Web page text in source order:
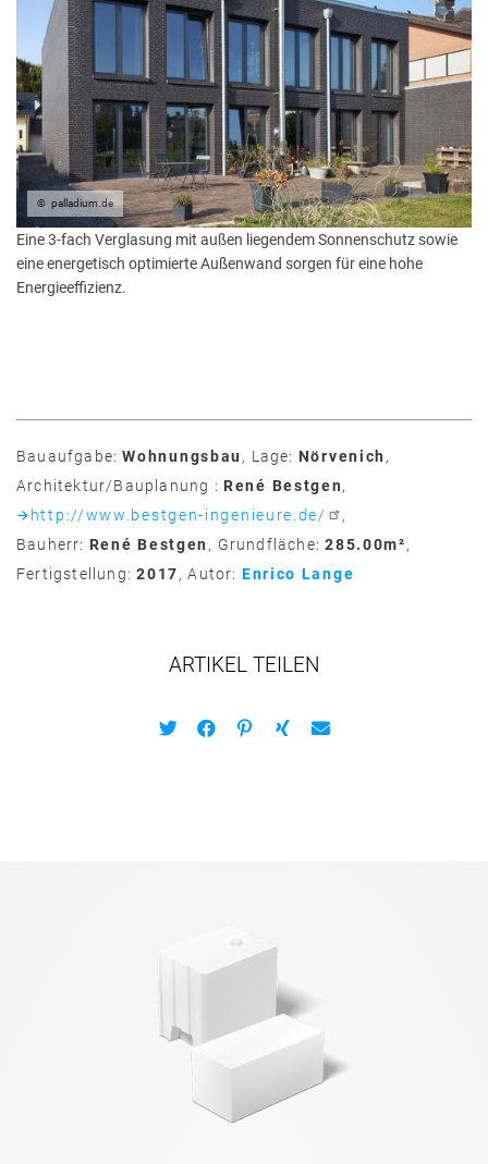
palladium.de
Eine 3-fach Verglasung mit außen liegendem Sonnenschutz sowie
eine energetisch optimierte Außenwand sorgen für eine hohe
Energieeffizienz.
Bauaufgabe Wohnungsbau Lage
Nörvenich
Architektur/Bauplanung
René Bestgen
http://www.bestgen-ingenieure.de/
Bauherr
René Bestgen Grundfläche 285.00m²
Fertigstellung
2017 Autor Enrico Lange
ARTIKEL TEILEN